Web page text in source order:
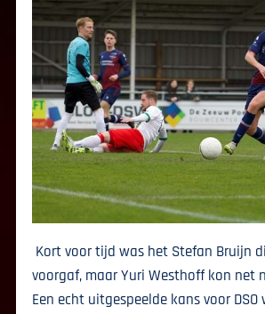
Kort voor tijd was het Stefan Bruijn
voorgaf, maar Yuri Westhoff kon net
Een echt uitgespeelde kans voor